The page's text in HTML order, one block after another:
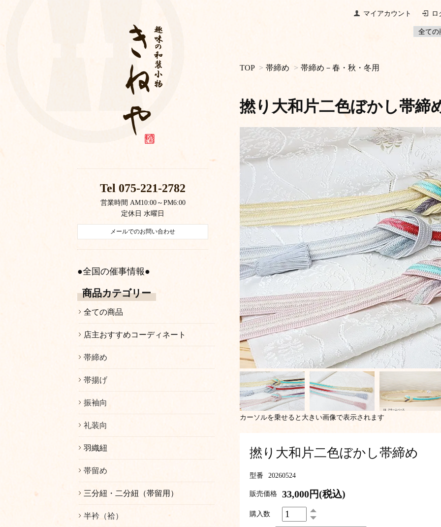
マイアカウント ロ
TOP > 帯締め > 帯締め－春・秋・冬用
撚り大和片二色ぼかし帯締
カーソルを乗せると大きい画像で表示されます
撚り大和片二色ぼかし帯締め
型番 20260524
販売価格 33,000円(税込)
購入数
Tel 075-221-2782
営業時間 AM10:00～PM6:00
定休日 水曜日
メールでのお問い合わせ
●全国の催事情報●
商品カテゴリー
全ての商品
店主おすすめコーディネート
帯締め
帯揚げ
振袖向
礼装向
羽織紐
帯留め
三分紐・二分紐（帯留用）
半衿（袷）